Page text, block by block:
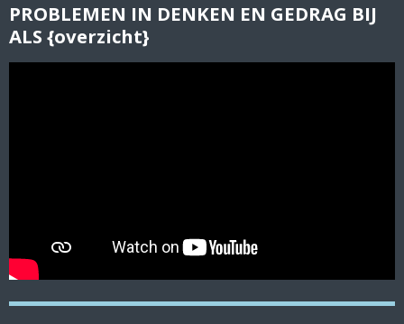
PROBLEMEN IN DENKEN EN GEDRAG BIJ
ALS {overzicht}